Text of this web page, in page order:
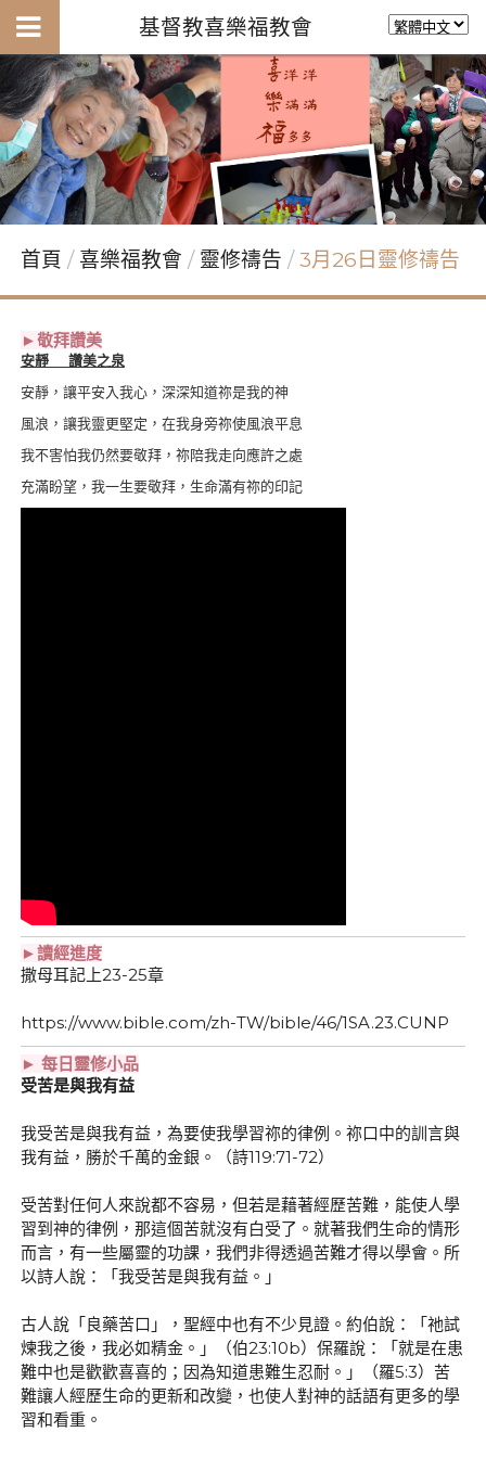
基督教喜樂福教會
首頁 喜樂福教會 靈修禱告 3月26日靈修禱告
►敬拜讚美
安靜 讚美之泉
安靜，讓平安入我心，深深知道祢是我的神
風浪，讓我靈更堅定，在我身旁祢使風浪平息
我不害怕我仍然要敬拜，祢陪我走向應許之處
充滿盼望，我一生要敬拜，生命滿有祢的印記
►讀經進度
撒母耳記上23-25章
https://www.bible.com/zh-TW/bible/46/1SA.23.CUNP
► 每日靈修小品
受苦是與我有益
我受苦是與我有益，為要使我學習祢的律例。祢口中的訓言與
我有益，勝於千萬的金銀。（詩119:71-72）
受苦對任何人來說都不容易，但若是藉著經歷苦難，能使人學
習到神的律例，那這個苦就沒有白受了。就著我們生命的情形
而言，有一些屬靈的功課，我們非得透過苦難才得以學會。所
以詩人說：「我受苦是與我有益。」
古人說「良藥苦口」，聖經中也有不少見證。約伯說：「祂試
煉我之後，我必如精金。」（伯23:10b）保羅說：「就是在患
難中也是歡歡喜喜的；因為知道患難生忍耐。」（羅5:3）苦
難讓人經歷生命的更新和改變，也使人對神的話語有更多的學
習和看重。